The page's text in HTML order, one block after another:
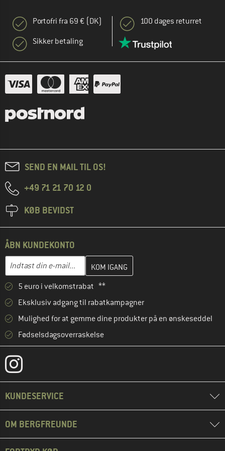
Portofri fra 69 € (DK)
Sikker betaling
100 dages returret
SEND EN MAIL TIL OS!
+49 71 21 70 12 0
KØB BEVIDST
ÅBN KUNDEKONTO
E-mail-adresse
Indtast din e-mailadresse her, og opret i næste trin din
5 euro i velkomstrabat **
Eksklusiv adgang til rabatkampagner
Mulighed for at gemme dine produkter på en ønskeseddel
Fødselsdagsoverraskelse
KUNDESERVICE
OM BERGFREUNDE